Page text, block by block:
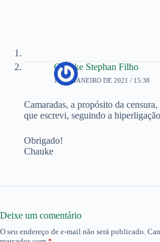
Chauke Stephan Filho
18 DE JANEIRO DE 2021 / 15:38
Camaradas, a propósito da
que escrevi, seguindo a
Obrigado!
Chauke
Deixe um comentário
O seu endereço de e-mail não será publicado.